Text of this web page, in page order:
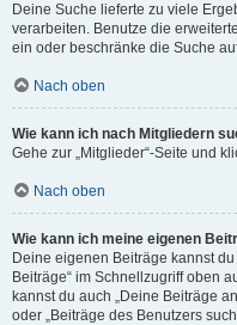
Deine Suche lieferte zu viele
verarbeiten. Benutze die
ein oder beschränke die Suche
Nach oben
Wie kann ich nach Mitgliedern
Gehe zur „Mitglieder“-Seite und
Nach oben
Wie kann ich meine eigenen
Deine eigenen Beiträge kannst
Beiträge“ im Schnellzugriff oben
kannst du auch „Deine Beiträge
oder „Beiträge des Benutzers